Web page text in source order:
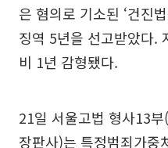
은 혐의로 기소된 ‘건진
징역 5년을 선고받았다.
비 1년 감형됐다.
21일 서울고법 형사13
장판사)는 특정범죄가중